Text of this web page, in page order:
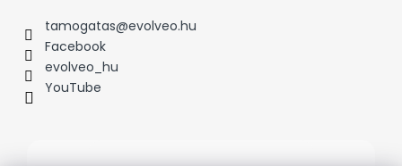
tamogatas@evolveo.hu
Facebook
evolveo_hu
YouTube